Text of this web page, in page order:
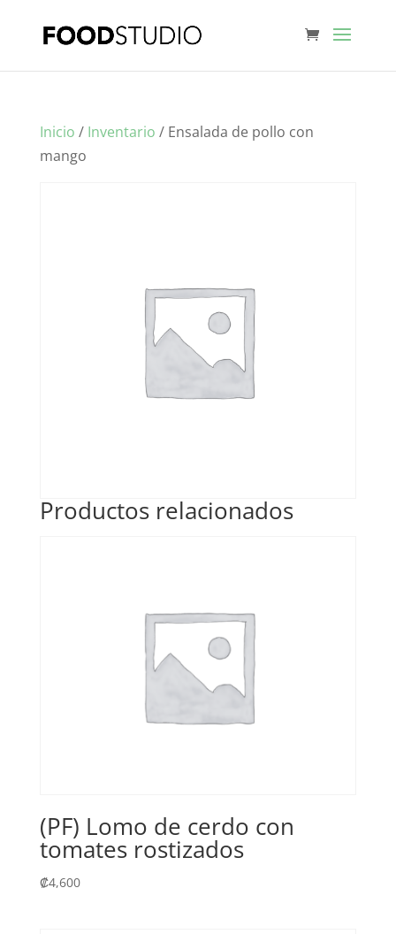
Inicio / Inventario / Ensalada de pollo con
mango
Productos relacionados
(PF) Lomo de cerdo con
tomates rostizados
₡4,600